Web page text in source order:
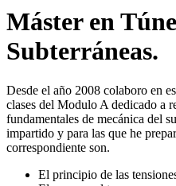
Máster en
Subterráneas.
Desde el año 2008 colaboro en
clases del Modulo A dedicado a
fundamentales de mecánica del
impartido y para las que he
correspondiente son.
El principio de las